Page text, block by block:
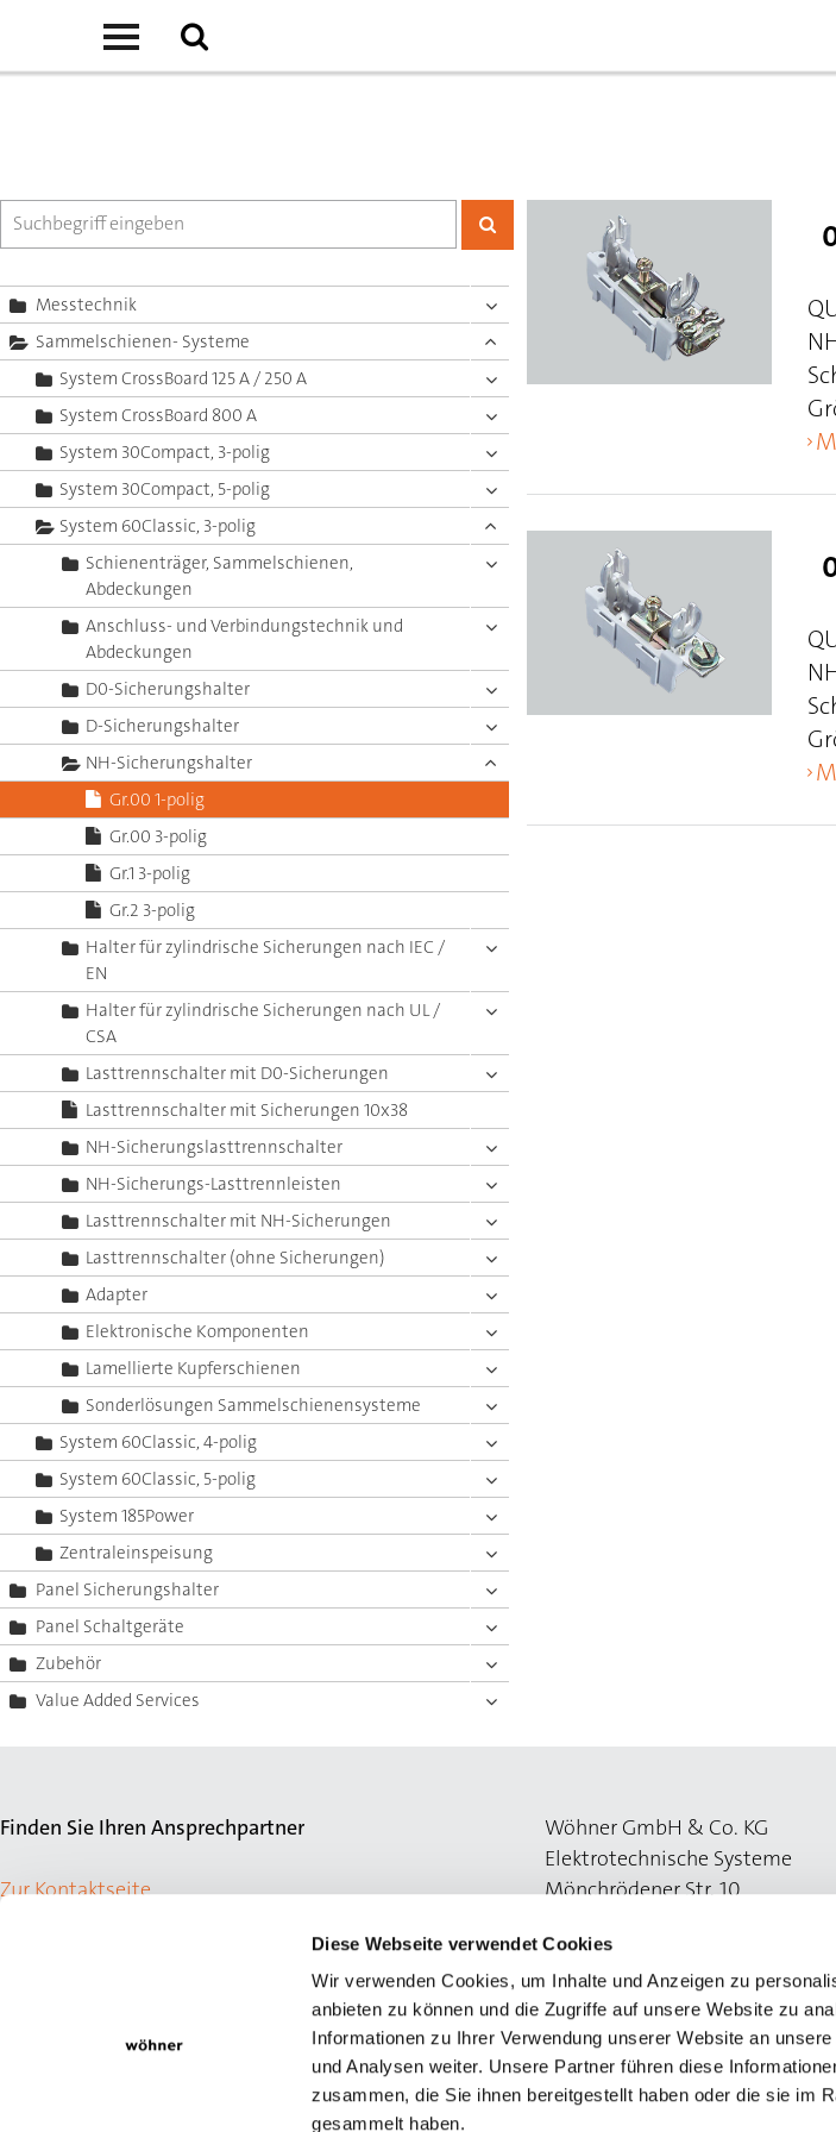
Diese Webseite verwendet Cookies
Wir verwenden Cookies, um Inhalte und Anzeigen zu
anbieten zu können und die Zugriffe auf unsere Website zu
Informationen zu Ihrer Verwendung unserer Website an
und Analysen weiter. Unsere Partner führen diese
zusammen, die Sie ihnen bereitgestellt haben oder die sie im
gesammelt haben.
Messtechnik
Sammelschienen- Systeme
System CrossBoard 125 A / 250 A
System CrossBoard 800 A
System 30Compact, 3-polig
System 30Compact, 5-polig
System 60Classic, 3-polig
Schienenträger, Sammelschienen,
Abdeckungen
Anschluss- und Verbindungstechnik und
Abdeckungen
D0-Sicherungshalter
D-Sicherungshalter
NH-Sicherungshalter
Gr.00 1-polig
Gr.00 3-polig
Gr.1 3-polig
Gr.2 3-polig
Halter für zylindrische Sicherungen nach IEC /
EN
Halter für zylindrische Sicherungen nach UL /
CSA
Lasttrennschalter mit D0-Sicherungen
Lasttrennschalter mit Sicherungen 10x38
NH-Sicherungslasttrennschalter
NH-Sicherungs-Lasttrennleisten
Lasttrennschalter mit NH-Sicherungen
Lasttrennschalter (ohne Sicherungen)
Adapter
Elektronische Komponenten
Lamellierte Kupferschienen
Sonderlösungen Sammelschienensysteme
System 60Classic, 4-polig
System 60Classic, 5-polig
System 185Power
Zentraleinspeisung
Panel Sicherungshalter
Panel Schaltgeräte
Zubehör
Value Added Services
Finden Sie Ihren Ansprechpartner
Zur Kontaktseite
Wöhner GmbH & Co. KG
Elektrotechnische Systeme
Mönchrödener Str. 10